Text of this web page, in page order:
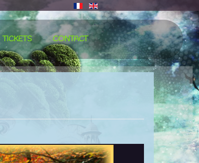
TICKETS CONTACT
∙